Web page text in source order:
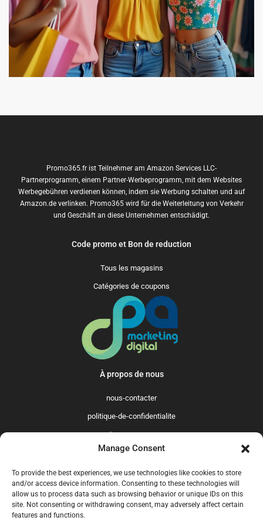
Manage Consent
To provide the best experiences, we use technologies like cookies to store
and/or access device information. Consenting to these technologies will
allow us to process data such as browsing behavior or unique IDs on this
site. Not consenting or withdrawing consent, may adversely affect certain
features and functions.
Promo365.fr ist Teilnehmer am Amazon Services LLC-
Partnerprogramm, einem Partner-Werbeprogramm, mit dem Websites
Werbegebühren verdienen können, indem sie Werbung schalten und auf
Amazon.de verlinken. Promo365 wird für die Weiterleitung von Verkehr
und Geschäft an diese Unternehmen entschädigt.
Code promo et Bon de reduction
Tous les magasins
Catégories de coupons
À propos de nous
nous-contacter
politique-de-confidentialite
qui-sommes-nous
US GB FR IT ES NL AU BR CA